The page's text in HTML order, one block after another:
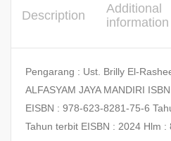
Description
Additional
information
Pengarang : Ust. Brilly El-
ALFASYAM JAYA MANDIRI
EISBN : 978-623-8281-75-6
Tahun terbit EISBN : 2024 Hlm :